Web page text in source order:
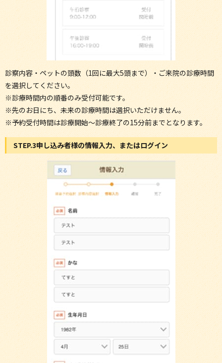
診察内容・ペットの頭数（1回に最大5頭まで）・ご来院の診療時間
を選択してください。
※診療時間内の順番のみ受付可能です。
※先のお日にち、未来の診療時間は選択いただけません。
※予約受付時間は診療開始～診療終了の15分前までとなります。
STEP.3申し込み者様の情報入力、またはログイン